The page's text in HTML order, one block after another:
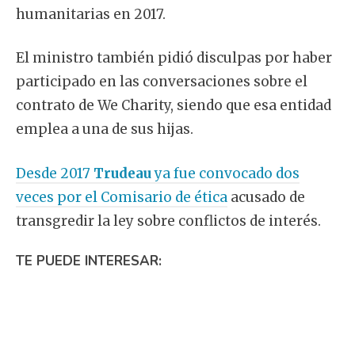
humanitarias en 2017.
El ministro también pidió disculpas por haber
participado en las conversaciones sobre el
contrato de We Charity, siendo que esa entidad
emplea a una de sus hijas.
Desde 2017 Trudeauya fue convocado dos
veces por el Comisario de ética acusado de
transgredir la ley sobre conflictos de interés.
TE PUEDE INTERESAR: